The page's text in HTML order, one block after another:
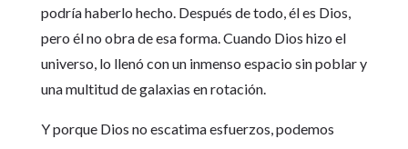
podría haberlo hecho. Después de todo, él es Dios,
pero él no obra de esa forma. Cuando Dios hizo el
universo, lo llenó con un inmenso espacio sin poblar y
una multitud de galaxias en rotación.
Y porque Dios no escatima esfuerzos, podemos